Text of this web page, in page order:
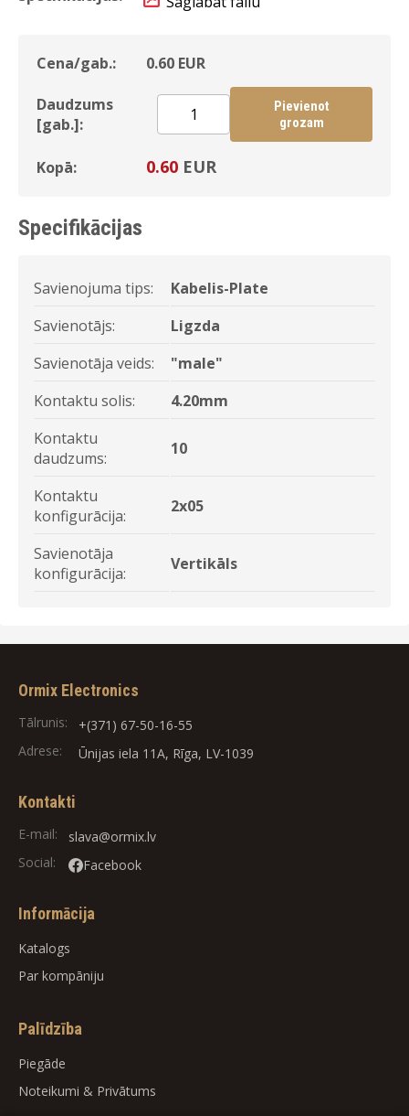
Cena/gab.: 0.60 EUR
Daudzums
[gab.]:
Pievienot
grozam
Kopā: 0.60 EUR
Specifikācijas
Savienojuma tips:
Kabelis-Plate
Savienotājs:
Ligzda
Savienotāja veids:
"male"
Kontaktu solis:
4.20mm
Kontaktu
daudzums:
10
Kontaktu
konfigurācija:
2x05
Savienotāja
konfigurācija:
Vertikāls
Ormix Electronics
Tālrunis:
+(371) 67-50-16-55
Adrese:
Ūnijas iela 11A, Rīga, LV-1039
Kontakti
E-mail:
slava@ormix.lv
Social:
Facebook
Informācija
Katalogs
Par kompāniju
Palīdzība
Piegāde
Noteikumi & Privātums